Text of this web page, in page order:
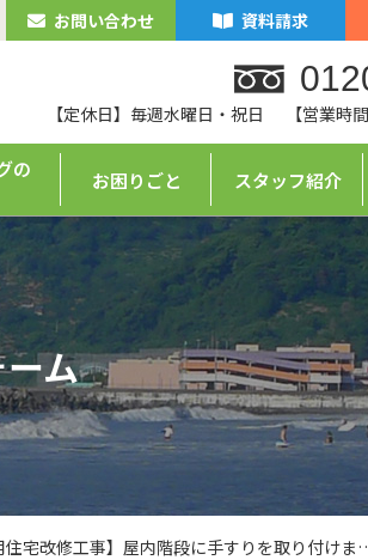
お問い合わせ 資料請求
【定休日】毎週水曜日・祝日 【営業時
の
お困りごと スタッフ紹介
ム
【湯河原町・介護保険適用